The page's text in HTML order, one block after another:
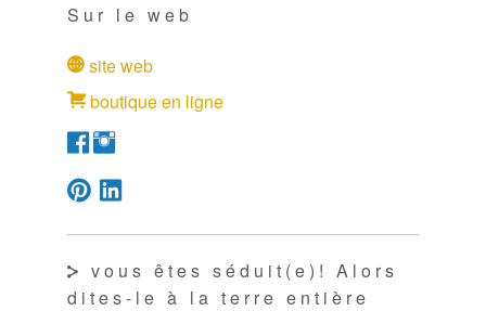
Sur le web
site web
boutique en ligne
vous êtes séduit(e)! Alors
dites-le à la terre entière